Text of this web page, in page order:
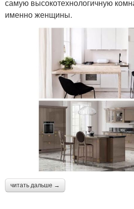
самую высокотехнологичную
именно женщины.
читать дальше →